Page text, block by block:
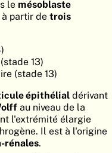
GÉNÈSE
EMBRYOLOGY
RECHERCHER
AIDE
le mésoblaste
partir de trois
13)
(stade 13)
épithélialdérivant
au niveau de la
l'extrémité élargie
Il est à l'origine
rénales.